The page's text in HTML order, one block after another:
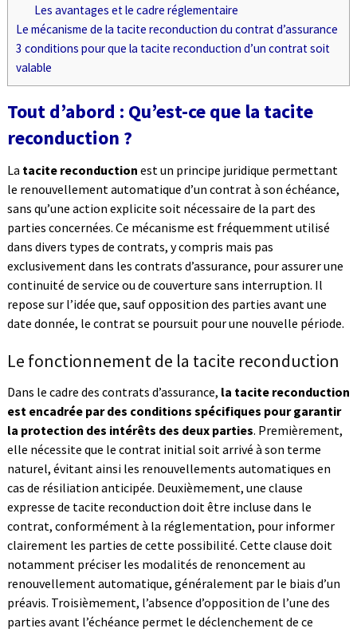
Les avantages et le cadre réglementaire
Le mécanisme de la tacite reconduction du contrat d’assurance
3 conditions pour que la tacite reconduction d’un contrat soit
valable
Tout d’abord : Qu’est-ce que la tacite
reconduction ?
La tacite reconduction est un principe juridique permettant
le renouvellement automatique d’un contrat à son échéance,
sans qu’une action explicite soit nécessaire de la part des
parties concernées. Ce mécanisme est fréquemment utilisé
dans divers types de contrats, y compris mais pas
exclusivement dans les contrats d’assurance, pour assurer une
continuité de service ou de couverture sans interruption. Il
repose sur l’idée que, sauf opposition des parties avant une
date donnée, le contrat se poursuit pour une nouvelle période.
Le fonctionnement de la tacite reconduction
Dans le cadre des contrats d’assurance, la tacite reconduction
est encadrée par des conditions spécifiques pour garantir
la protection des intérêts des deux parties. Premièrement,
elle nécessite que le contrat initial soit arrivé à son terme
naturel, évitant ainsi les renouvellements automatiques en
cas de résiliation anticipée. Deuxièmement, une clause
expresse de tacite reconduction doit être incluse dans le
contrat, conformément à la réglementation, pour informer
clairement les parties de cette possibilité. Cette clause doit
notamment préciser les modalités de renoncement au
renouvellement automatique, généralement par le biais d’un
préavis. Troisièmement, l’absence d’opposition de l’une des
parties avant l’échéance permet le déclenchement de ce